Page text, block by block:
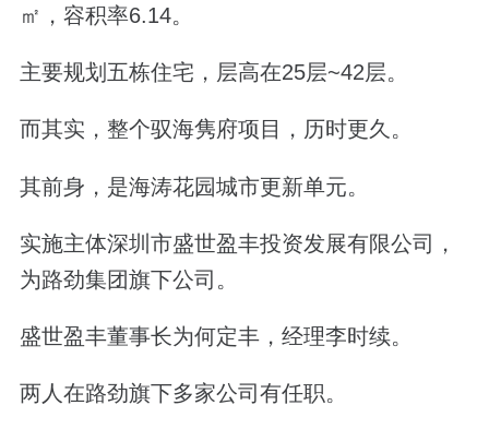
㎡，容积率6.14。
主要规划五栋住宅，层高在25层~42层。
而其实，整个驭海隽府项目，历时更久。
其前身，是海涛花园城市更新单元。
实施主体深圳市盛世盈丰投资发展有限公司，
为路劲集团旗下公司。
盛世盈丰董事长为何定丰，经理李时续。
两人在路劲旗下多家公司有任职。